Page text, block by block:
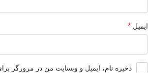
ایمیل *
ذخیره نام، ایمیل و وبسایت من در مرورگر